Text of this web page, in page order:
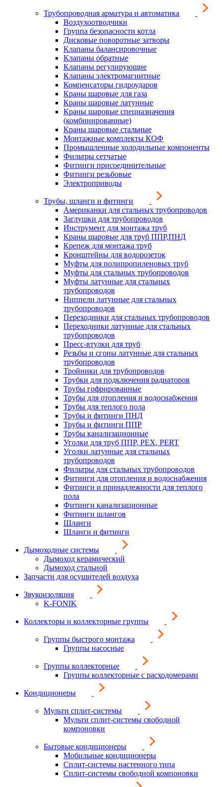
Трубопроводная арматура и автоматика
Воздухоотводчики
Группа безопасности котла
Дисковые поворотные затворы
Клапаны балансировочные
Клапаны обратные
Клапаны регулирующие
Клапаны электромагнитные
Компенсаторы гидроударов
Краны шаровые для газа
Краны шаровые латунные
Краны шаровые спецназначения
(комбинированные)
Краны шаровые стальные
Монтажные комплекты КОФ
Промышленные холодильные компоненты
Фильтры сетчатые
Фитинги присоединительные
Фитинги резьбовые
Электроприводы
Трубы, шланги и фитинги
Американки для стальных трубопроводов
Заглушки для трубопроводов
Инструмент для монтажа труб
Краны шаровые для труб ППР,ПНД
Крепеж для монтажа труб
Кронштейны для водорозеток
Муфты для полипропиленовых труб
Муфты для стальных трубопроводов
Муфты латунные для стальных
трубопроводов
Ниппели латунные для стальных
трубопроводов
Переходники для стальных трубопроводов
Переходники латунные для стальных
трубопроводов
Пресс-втулки для труб
Резьбы и сгоны латунные для стальных
трубопроводов
Тройники для трубопроводов
Трубки для подключения радиаторов
Трубы гофрированные
Трубы для отопления и водоснабжения
Трубы для теплого пола
Трубы и фитинги ПНД
Трубы и фитинги ППР
Трубы канализационные
Уголки для труб ППР, PEX, PERT
Уголки латунные для стальных
трубопроводов
Фильтры для стальных трубопроводов
Фитинги для отопления и водоснабжения
Фитинги и принадлежности для теплого
пола
Фитинги канализационные
Фитинги шлангов
Шланги
Шланги и фитинги
Дымоходные системы
Дымоход керамический
Дымоход стальной
Запчасти для осушителей воздуха
Звукоизоляция
K-FONIK
Коллекторы и коллекторные группы
Группы быстрого монтажа
Группы насосные
Группы коллекторные
Группы коллекторные с расходомерами
Кондиционеры
Мульти сплит-системы
Мульти сплит-системы свободной
компоновки
Бытовые кондиционеры
Мобильные кондиционеры
Сплит-системы настенного типа
Сплит-системы свободной компоновки